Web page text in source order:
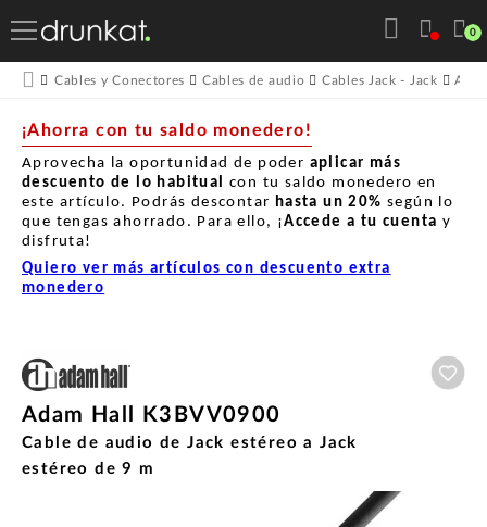
0
Cables y Conectores Cables de audio Cables Jack - Jack
¡Ahorra con tu saldo monedero!
Aprovecha la oportunidad de poder aplicar más
descuento de lo habitual con tu saldo monedero en
este artículo. Podrás descontar hasta un 20% según lo
que tengas ahorrado. Para ello, ¡Accede a tu cuenta y
disfruta!
Quiero ver más artículos con descuento extra
monedero
Adam Hall K3BVV0900
Cable de audio de Jack estéreo a Jack
estéreo de 9 m